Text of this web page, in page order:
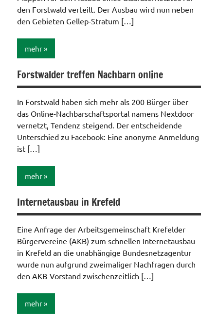
den Forstwald verteilt. Der Ausbau wird nun neben
den Gebieten Gellep-Stratum […]
mehr
Internet
/
/ TV /
Funk
Forstwalder treffen Nachbarn online
In Forstwald haben sich mehr als 200 Bürger über
das Online-Nachbarschaftsportal namens Nextdoor
vernetzt, Tendenz steigend. Der entscheidende
Unterschied zu Facebook: Eine anonyme Anmeldung
ist […]
mehr
Aktionen /
Veränderungen /
/Verbesserungen..
Internet
/ TV /
Funk
Internetausbau in Krefeld
Eine Anfrage der Arbeitsgemeinschaft Krefelder
Bürgervereine (AKB) zum schnellen Internetausbau
in Krefeld an die unabhängige Bundesnetzagentur
wurde nun aufgrund zweimaliger Nachfragen durch
den AKB-Vorstand zwischenzeitlich […]
mehr